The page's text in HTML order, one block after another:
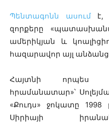
Պենտագոնն ասումէ,
զորքերը
ամերիկյան և
հազարավոր այլ
Հայտնի որպես
հրամանատար»՝
«Քուդս» ջոկատը
Սիրիայի